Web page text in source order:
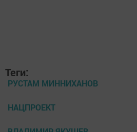
Теги:
РУСТАМ МИННИХАНОВ
НАЦПРОЕКТ